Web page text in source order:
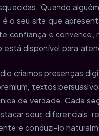
Quando
é o seu site que
confiança e convence,
está disponível para
criamos presenças
textos
de verdade. Cada
seus diferenciais,
e conduzi-lo